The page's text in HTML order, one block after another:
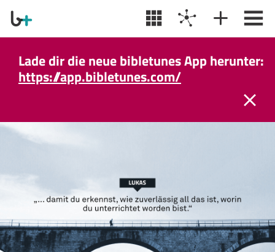
Lade dir die neue bibletunes App herunter:
https://app.bibletunes.com/